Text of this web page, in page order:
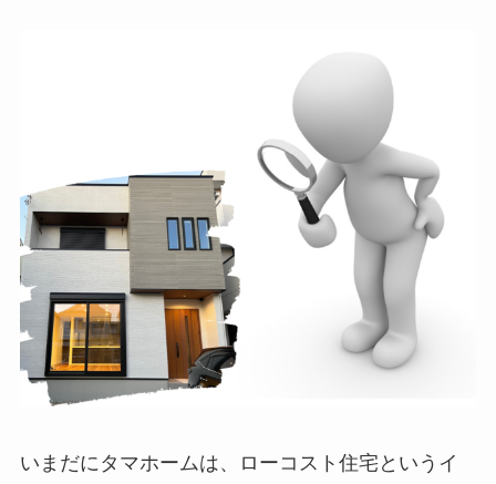
いまだにタマホームは、ローコスト住宅というイ